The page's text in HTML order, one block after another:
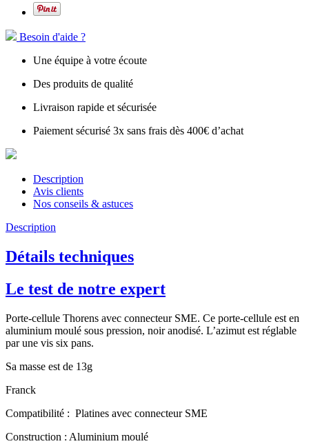
Besoin d'aide ?
Une équipe à votre écoute
Des produits de qualité
Livraison rapide et sécurisée
Paiement sécurisé 3x sans frais dès 400€ d’achat
Description
Avis clients
Nos conseils & astuces
Description
Détails techniques
Le test de notre expert
Porte-cellule Thorens avec connecteur SME. Ce porte-cellule est en
aluminium moulé sous pression, noir anodisé. L’azimut est réglable
par une vis six pans.
Sa masse est de 13g
Franck
Compatibilité : Platines avec connecteur SME
Construction : Aluminium moulé